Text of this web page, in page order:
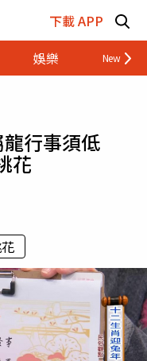
下載 APP
娛樂 財經
行事須低
花